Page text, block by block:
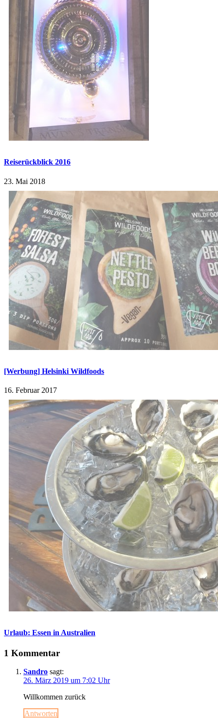
Reiserückblick 2016
23. Mai 2018
[Werbung] Helsinki Wildfoods
16. Februar 2017
Urlaub: Essen in Australien
1 Kommentar
Sandro sagt:
26. März 2019 um 7:02 Uhr
Willkommen zurück
Antworten